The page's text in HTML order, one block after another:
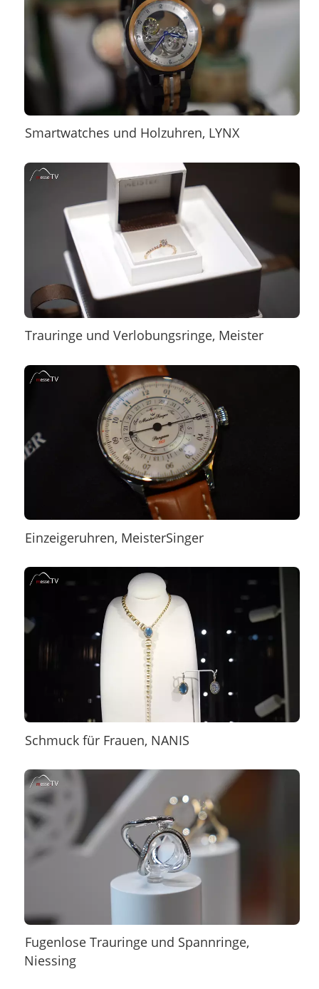
Smartwatches und Holzuhren, LYNX
Trauringe und Verlobungsringe, Meister
Einzeigeruhren, MeisterSinger
Schmuck für Frauen, NANIS
Fugenlose Trauringe und Spannringe,
Niessing